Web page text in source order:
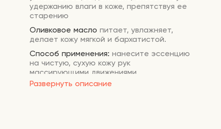
Развернуть описание
удержанию влаги в коже, препятствуя ее
старению
Оливковое масло питает, увлажняет,
делает кожу мягкой и бархатистой.
Способ применения: нанесите эссенцию
на чистую, сухую кожу рук
массирующими движениями.